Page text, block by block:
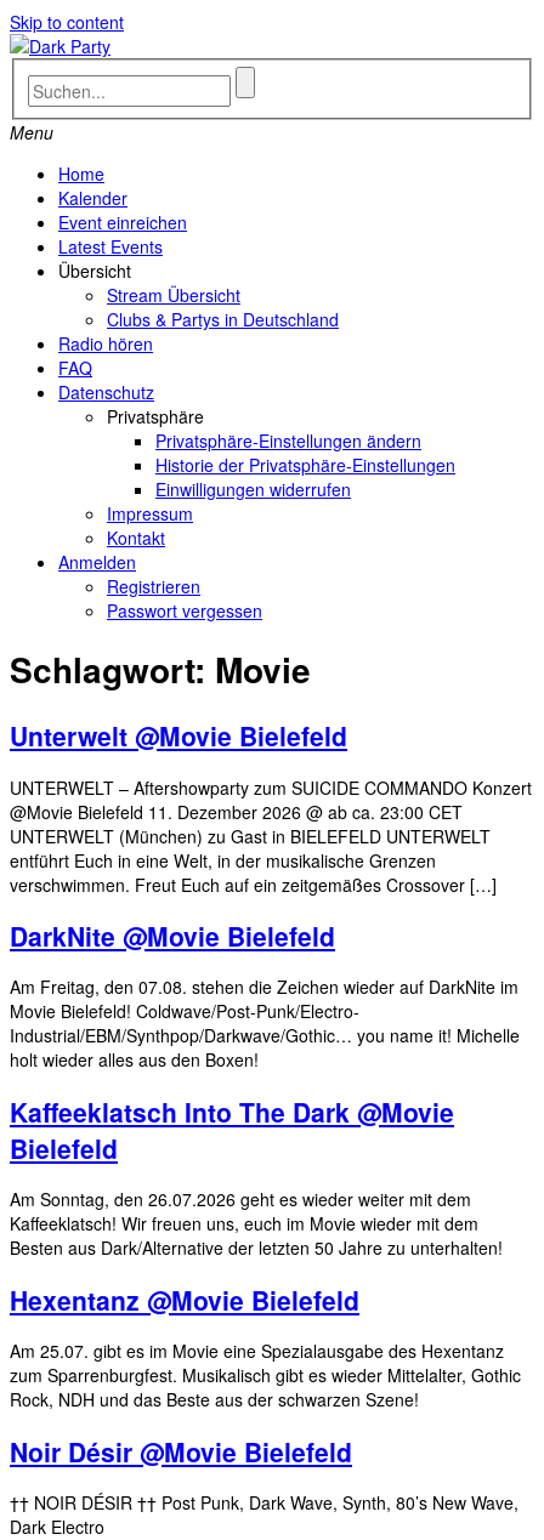
Skip to content
Menu
Home
Kalender
Event einreichen
Latest Events
Übersicht
Stream Übersicht
Clubs & Partys in Deutschland
Radio hören
FAQ
Datenschutz
Privatsphäre
Privatsphäre-Einstellungen ändern
Historie der Privatsphäre-Einstellungen
Einwilligungen widerrufen
Impressum
Kontakt
Anmelden
Registrieren
Passwort vergessen
Schlagwort: Movie
Unterwelt @Movie Bielefeld
UNTERWELT – Aftershowparty zum SUICIDE COMMANDO Konzert
@Movie Bielefeld 11. Dezember 2026 @ ab ca. 23:00 CET
UNTERWELT (München) zu Gast in BIELEFELD UNTERWELT
entführt Euch in eine Welt, in der musikalische Grenzen
verschwimmen. Freut Euch auf ein zeitgemäßes Crossover […]
DarkNite @Movie Bielefeld
Am Freitag, den 07.08. stehen die Zeichen wieder auf DarkNite im
Movie Bielefeld! Coldwave/Post-Punk/Electro-
Industrial/EBM/Synthpop/Darkwave/Gothic… you name it! Michelle
holt wieder alles aus den Boxen!
Kaffeeklatsch Into The Dark @Movie
Bielefeld
Am Sonntag, den 26.07.2026 geht es wieder weiter mit dem
Kaffeeklatsch! Wir freuen uns, euch im Movie wieder mit dem
Besten aus Dark/Alternative der letzten 50 Jahre zu unterhalten!
Hexentanz @Movie Bielefeld
Am 25.07. gibt es im Movie eine Spezialausgabe des Hexentanz
zum Sparrenburgfest. Musikalisch gibt es wieder Mittelalter, Gothic
Rock, NDH und das Beste aus der schwarzen Szene!
Noir Désir @Movie Bielefeld
†† NOIR DÉSIR †† Post Punk, Dark Wave, Synth, 80’s New Wave,
Dark Electro